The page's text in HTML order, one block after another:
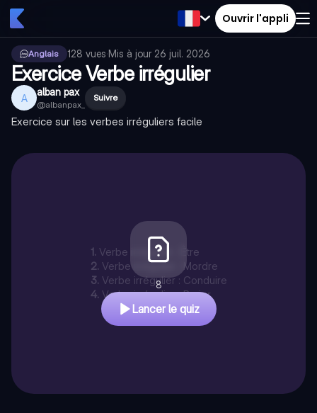
Ouvrir l'appli
Anglais 128 vues·Mis à jour 26 juil. 2026
Exercice Verbe irrégulier
A alban pax
@albanpax_
Suivre
Exercice sur les verbes irréguliers facile
1. Verbe irrégulier : Être
2. Verbe irrégulier : Mordre
3. Verbe irrégulier : Conduire
4. Verbe irrégulier : Parier
8
Lancer le quiz